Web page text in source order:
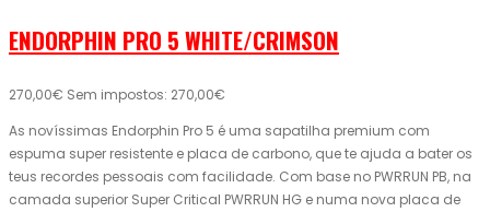
ENDORPHIN PRO 5 WHITE/CRIMSON
270,00€ Sem impostos: 270,00€
As novíssimas Endorphin Pro 5 é uma sapatilha premium com
espuma super resistente e placa de carbono, que te ajuda a bater os
teus recordes pessoais com facilidade. Com base no PWRRUN PB, na
camada superior Super Critical PWRRUN HG e numa nova placa de